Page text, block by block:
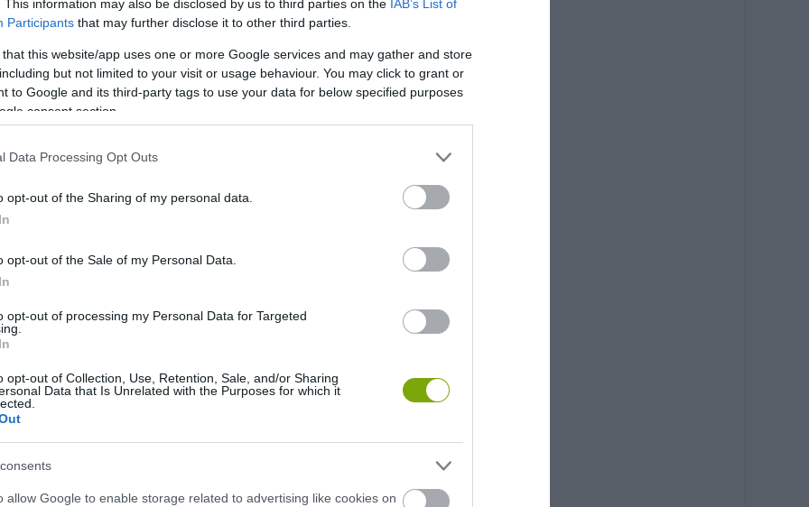
This information may also be disclosed by us to third parties on the IAB’s List of
Participants that may further disclose it to other third parties.
that this website/app uses one or more Google services and may gather and store
but not limited to your visit or usage behaviour. You may click to grant or
to Google and its third-party tags to use your data for below specified purposes
consent section.
Data Processing Opt Outs
opt-out of the Sharing of my personal data.
opt-out of the Sale of my Personal Data.
opt-out of processing my Personal Data for Targeted
opt-out of Collection, Use, Retention, Sale, and/or Sharing
Data that Is Unrelated with the Purposes for which it
allow Google to enable storage related to advertising like cookies on
körében gyakoriak a mentális egészségügyi
az autizmussal élő felnőtt lakosság 1%-a
felnőttként diagnózist kapni?
helyen is lehet kapni, például az Autizmus Alapítvány
vezető szakintézménye ezen a területen. Emellett több